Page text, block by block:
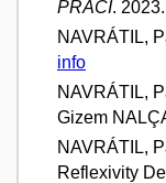
PRÁCI. 2023.
NAVRÁTIL,
info
NAVRÁTIL,
Gizem
NAVRÁTIL,
Reflexivity